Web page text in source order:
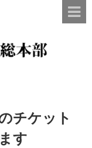
チケット
す